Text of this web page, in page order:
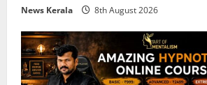
News Kerala 8th August 2026